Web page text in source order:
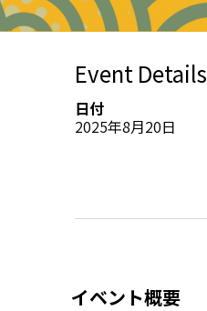
Event Details
日付
2025年8月20日
イベント概要